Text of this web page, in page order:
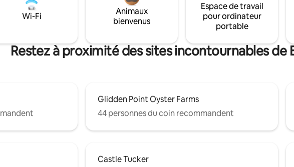
Wi-Fi
Animaux
bienvenus
Espace de travail
pour ordinateur
portable
Restez à proximité des sites incontournables de
Glidden Point Oyster Farms
44 personnes du coin recommandent
Castle Tucker